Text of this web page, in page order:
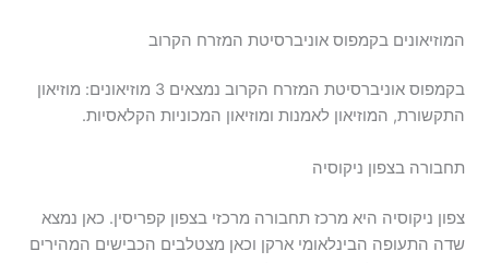
המוזיאונים בקמפוס אוניברסיטת המזרח הקרוב
בקמפוס אוניברסיטת המזרח הקרוב נמצאים 3 מוזיאונים: מוזיאון
התקשורת, המוזיאון לאמנות ומוזיאון המכוניות הקלאסיות.
תחבורה בצפון ניקוסיה
צפון ניקוסיה היא מרכז תחבורה מרכזי בצפון קפריסין. כאן נמצא
שדה התעופה הבינלאומי ארקן וכאן מצטלבים הכבישים המהירים